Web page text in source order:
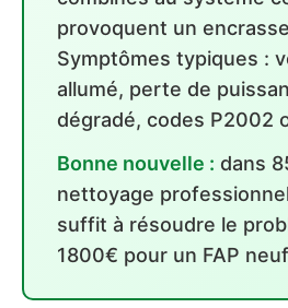
provoquent un
Symptômes typiques :
allumé, perte de
dégradé, codes P2002
Bonne nouvelle : dans
nettoyage
suffit à résoudre le
1800€ pour un FAP